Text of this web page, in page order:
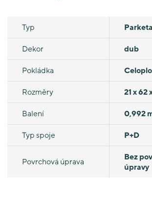
Typ Parketa
Dekor dub
Pokládka
Rozměry 21 x 62
Balení 0,992
Typ spoje P+D
Povrchová úprava
Bez
úpravy